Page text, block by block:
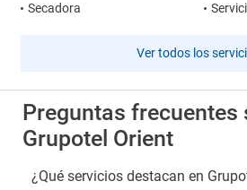
Secadora
Ver todos los
Preguntas frecuentes
Grupotel Orient
¿Qué servicios destacan en